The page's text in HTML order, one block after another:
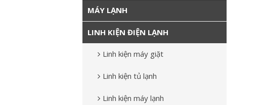
MÁY LẠNH
LINH KIỆN ĐIỆN LẠNH
Linh kiện máy giặt
Linh kiện tủ lạnh
Linh kiện máy lạnh